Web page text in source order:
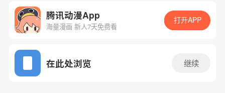
App免费看
下一话 腾漫App免费看
腾讯动漫App
海量漫画 新人7天免费看
打开APP
在此处浏览 继续